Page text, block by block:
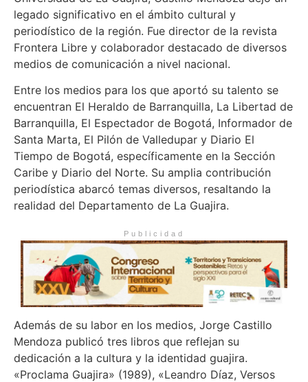
legado significativo en el ámbito cultural y
periodístico de la región. Fue director de la revista
Frontera Libre y colaborador destacado de diversos
medios de comunicación a nivel nacional.
Entre los medios para los que aportó su talento se
encuentran El Heraldo de Barranquilla, La Libertad de
Barranquilla, El Espectador de Bogotá, Informador de
Santa Marta, El Pilón de Valledupar y Diario El
Tiempo de Bogotá, específicamente en la Sección
Caribe y Diario del Norte. Su amplia contribución
periodística abarcó temas diversos, resaltando la
realidad del Departamento de La Guajira.
Publicidad
Además de su labor en los medios, Jorge Castillo
Mendoza publicó tres libros que reflejan su
dedicación a la cultura y la identidad guajira.
«Proclama Guajira» (1989), «Leandro Díaz, Versos